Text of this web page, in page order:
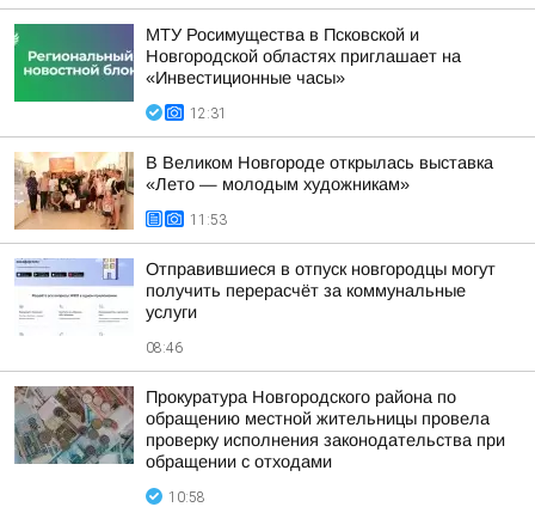
МТУ Росимущества в Псковской и
Новгородской областях приглашает на
«Инвестиционные часы»
12:31
В Великом Новгороде открылась выставка
«Лето — молодым художникам»
11:53
Отправившиеся в отпуск новгородцы могут
получить перерасчёт за коммунальные
услуги
08:46
Прокуратура Новгородского района по
обращению местной жительницы провела
проверку исполнения законодательства при
обращении с отходами
10:58